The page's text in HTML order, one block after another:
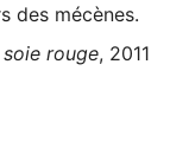
des mécènes.
rouge, 2011